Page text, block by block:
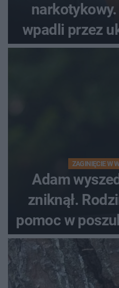
wpadli przez
ZAGINIĘCIE W
Adam
zniknął.
pomoc w